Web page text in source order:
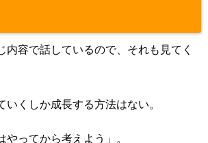
内容で話しているので、それも見てく
いくしか成長する方法はない。
やってから考えよう」。